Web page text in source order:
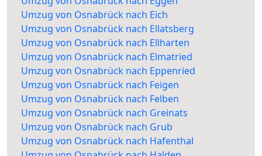
Umzug von Osnabrück nach Eich
Umzug von Osnabrück nach Ellatsberg
Umzug von Osnabrück nach Ellharten
Umzug von Osnabrück nach Elmatried
Umzug von Osnabrück nach Eppenried
Umzug von Osnabrück nach Feigen
Umzug von Osnabrück nach Felben
Umzug von Osnabrück nach Greinats
Umzug von Osnabrück nach Grub
Umzug von Osnabrück nach Hafenthal